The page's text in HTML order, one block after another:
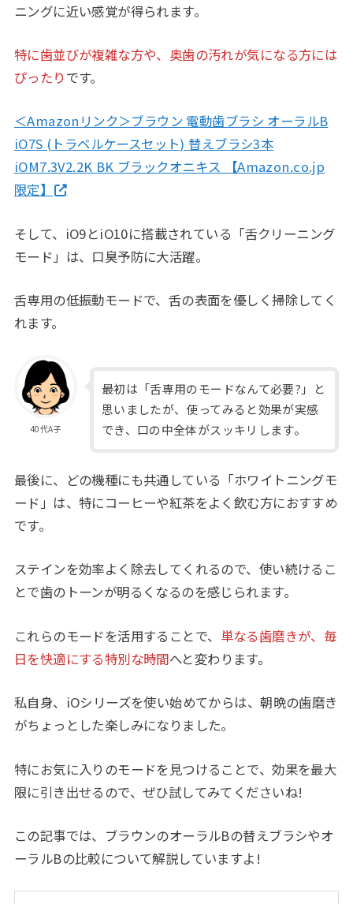
ニングに近い感覚が得られます。
特に歯並びが複雑な方や、奥歯の汚れが気になる方には
ぴったり です。
＜Amazonリンク＞ブラウン 電動歯ブラシ オーラルB
iO7S (トラベルケースセット) 替えブラシ3本
iOM7.3V2.2K BK ブラックオニキス 【Amazon.co.jp
限定】
そして、iO9とiO10に搭載されている「舌クリーニング
モード」は、口臭予防に大活躍。
舌専用の低振動モードで、舌の表面を優しく掃除してく
れます。
40代A子
最初は「舌専用のモードなんて必要?」と
思いましたが、使ってみると効果が実感
でき、口の中全体がスッキリします。
最後に、どの機種にも共通している「ホワイトニングモ
ード」は、特にコーヒーや紅茶をよく飲む方におすすめ
です。
ステインを効率よく除去してくれるので、使い続けるこ
とで歯のトーンが明るくなるのを感じられます。
これらのモードを活用することで、 単なる歯磨きが、毎
日を快適にする特別な時間へと変わります。
私自身、iOシリーズを使い始めてからは、朝晩の歯磨き
がちょっとした楽しみになりました。
特にお気に入りのモードを見つけることで、効果を最大
限に引き出せるので、ぜひ試してみてくださいね!
この記事では、ブラウンのオーラルBの替えブラシやオ
ーラルBの比較について解説していますよ!